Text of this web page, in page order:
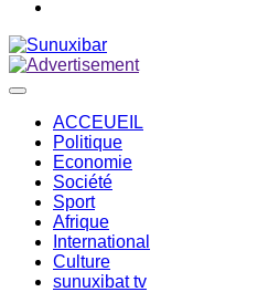
ACCEUEIL
Politique
Economie
Société
Sport
Afrique
International
Culture
sunuxibat tv